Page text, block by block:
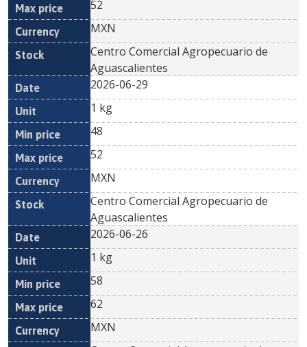
52
MXN
Centro Comercial Agropecuario de
Aguascalientes
2026-06-29
1 kg
48
52
MXN
Centro Comercial Agropecuario de
Aguascalientes
2026-06-26
1 kg
58
62
MXN